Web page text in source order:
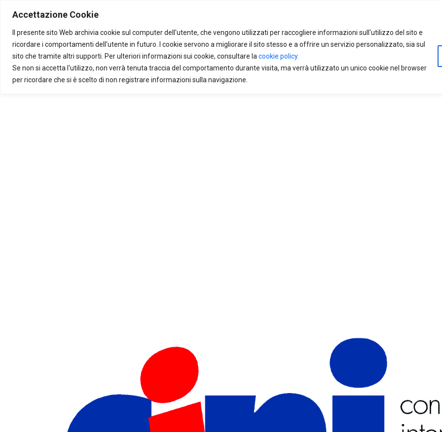
Accettazione Cookie
Il presente sito Web archivia cookie sul computer dell'utente, che vengono utilizzati per raccogliere informazioni sull'utilizzo del sito e
ricordare i comportamenti dell'utente in futuro. I cookie servono a migliorare il sito stesso e a offrire un servizio personalizzato, sia sul
sito che tramite altri supporti. Per ulteriori informazioni sui cookie, consultare la cookie policy.
Se non si accetta l'utilizzo, non verrà tenuta traccia del comportamento durante visita, ma verrà utilizzato un unico cookie nel browser
per ricordare che si è scelto di non registrare informazioni sulla navigazione.